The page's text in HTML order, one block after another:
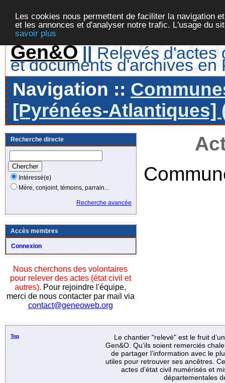
Les cookies nous permettent de faciliter la navigation
et les annonces et d'analyser notre trafic. L'usage du
savoir plus
Gen&O || Relevés d'actes
et documents d'archives en
Navigation ::
[Pyrénées-Atlantiques]
Recherche directe
Intéressé(e)
Mère, conjoint, témoins, parrain...
Recherche avancée
Accès membres
Connexion
Nous cherchons des volontaires
pour relever des actes (état civil et
autres). Pour rejoindre l'équipe,
merci de nous contacter par mail via
contact@geneoweb.org
Top
Le chantier "relevé" est le fruit
Gen&O. Qu’ils soient remerciés
de partager l’information avec le
utiles pour retrouver ses ancêtres.
actes d’état civil numérisés et
départementales